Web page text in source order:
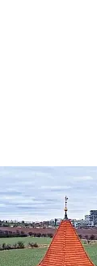
se 03. 08.
#02: Nová